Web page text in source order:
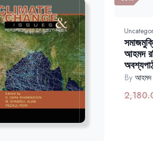
আহমদ
By আহমদ